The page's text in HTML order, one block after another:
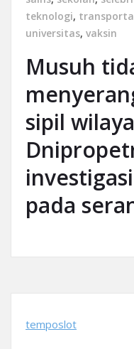
teknologi,
universitas, vaksin
Musuh
sipil
pada
temposlot